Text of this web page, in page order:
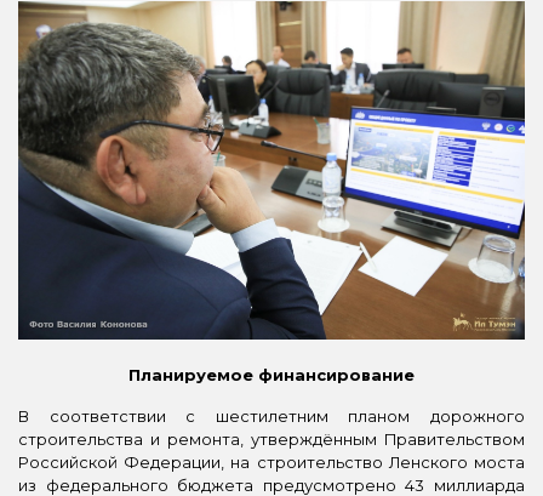
Планируемое финансирование
В соответствии с шестилетним планом дорожного
строительства и ремонта, утверждённым Правительством
Российской Федерации, на строительство Ленского моста
из федерального бюджета предусмотрено 43 миллиарда